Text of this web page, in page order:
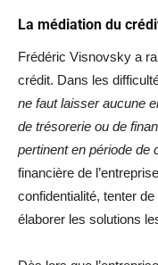
La médiation du
Frédéric Visnovsky a
crédit. Dans les
ne faut laisser aucune
de trésorerie ou de
pertinent en période de
financière de
confidentialité, tenter
élaborer les solutions